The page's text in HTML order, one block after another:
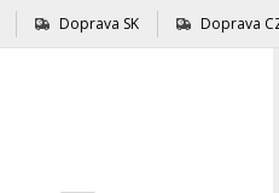
Doprava SK Doprava